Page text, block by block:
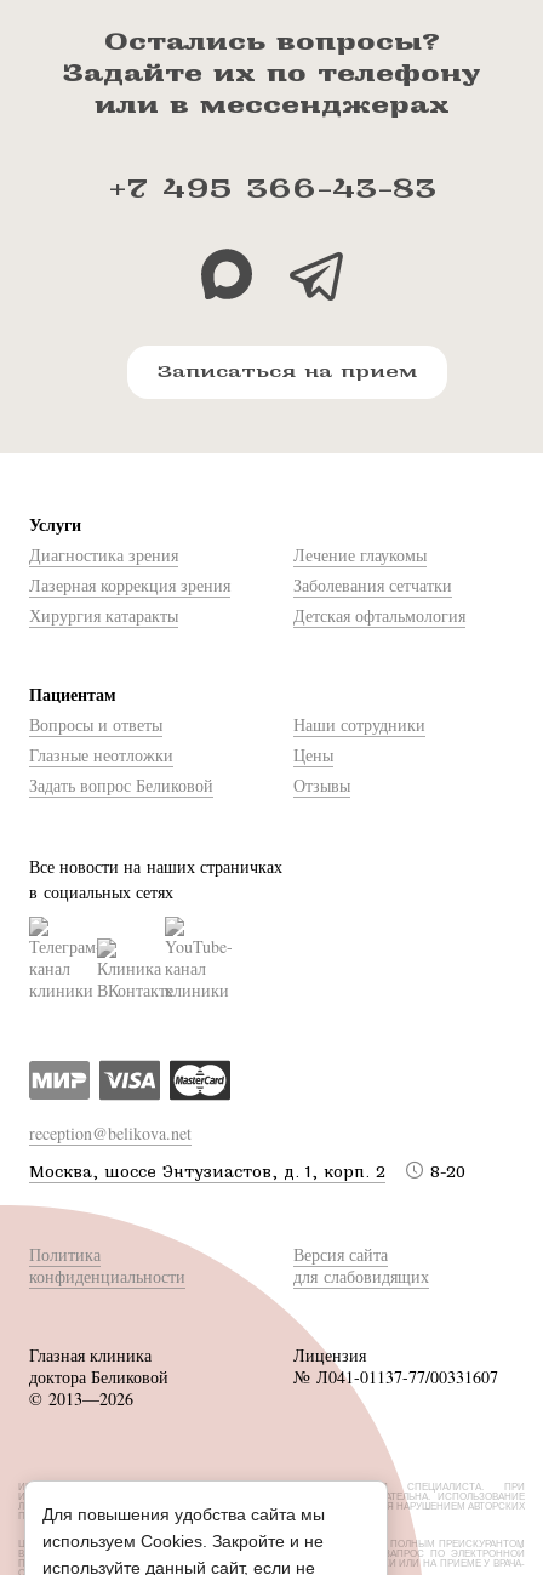
Остались вопросы?
Задайте их по телефону
или в мессенджерах
+7 495 366-43-83
Записаться на прием
Услуги
Диагностика зрения
Лазерная коррекция зрения
Хирургия катаракты
Лечение глаукомы
Заболевания сетчатки
Детская офтальмология
Пациентам
Вопросы и ответы
Глазные неотложки
Задать вопрос Беликовой
Наши сотрудники
Цены
Отзывы
Все новости на наших страничках
в социальных сетях
reception@belikova.net
Москва, шоссе Энтузиастов, д. 1, корп. 2 8-20
Политика
конфиденциальности
Версия сайта
для слабовидящих
Глазная клиника
доктора Беликовой
© 2013—2026
Лицензия
№ Л041-01137-77/00331607
ИМЕЮТСЯ ПРОТИВОПОКАЗАНИЯ, НЕОБХОДИМА КОНСУЛЬТАЦИЯ СПЕЦИАЛИСТА. ПРИ
ИСПОЛЬЗОВАНИИ МАТЕРИАЛОВ САЙТА ССЫЛКА НА ИСТОЧНИК ОБЯЗАТЕЛЬНА. ИСПОЛЬЗОВАНИЕ
ЛЮБЫХ МАТЕРИАЛОВ БЕЗ СОГЛАСОВАНИЯ С ВЛАДЕЛЬЦЕМ САЙТА ЯВЛЯЕТСЯ НАРУШЕНИЕМ АВТОРСКИХ
ПРАВ.
ЦЕНЫ, РАЗМЕЩЕННЫЕ НА САЙТЕ, НЕ ЯВЛЯЮТСЯ ПУБЛИЧНОЙ ОФЕРТОЙ. С ПОЛНЫМ ПРЕЙСКУРАНТОМ
ВЫ МОЖЕТЕ ОЗНАКОМИТЬСЯ НА СТОЙКАХ РЕСЕПШН ИЛИ НАПРАВИВ ЗАПРОС ПО ЭЛЕКТРОННОЙ
ПОЧТЕ. ОБ АКЦИЯХ И СКИДКАХ УТОЧНЯЙТЕ У АДМИНИСТРАТОРОВ КЛИНИКИ ИЛИ НА ПРИЕМЕ У ВРАЧА-
Для повышения удобства сайта мы
используем Cookies. Закройте и не
используйте данный сайт, если не